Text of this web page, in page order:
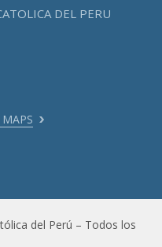
DEL PERU
del Perú – Todos los